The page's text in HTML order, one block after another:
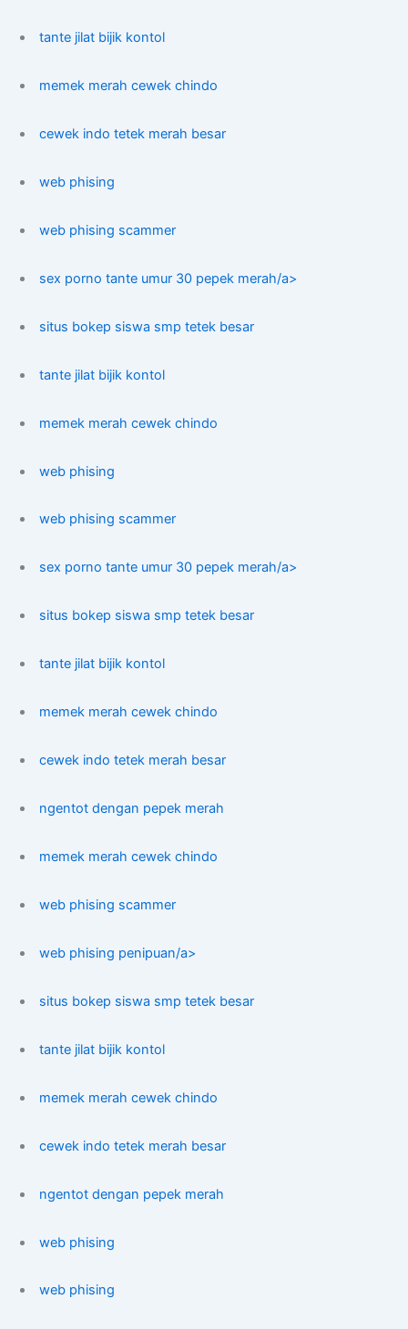
tante jilat bijik kontol
memek merah cewek chindo
cewek indo tetek merah besar
web phising
web phising scammer
sex porno tante umur 30 pepek merah/a>
situs bokep siswa smp tetek besar
tante jilat bijik kontol
memek merah cewek chindo
web phising
web phising scammer
sex porno tante umur 30 pepek merah/a>
situs bokep siswa smp tetek besar
tante jilat bijik kontol
memek merah cewek chindo
cewek indo tetek merah besar
ngentot dengan pepek merah
memek merah cewek chindo
web phising scammer
web phising penipuan/a>
situs bokep siswa smp tetek besar
tante jilat bijik kontol
memek merah cewek chindo
cewek indo tetek merah besar
ngentot dengan pepek merah
web phising
web phising